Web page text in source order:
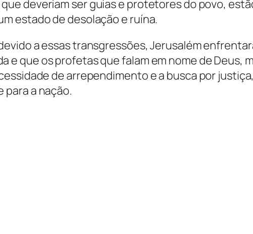
deveriam ser guias e protetores do povo,
estado de desolação e ruína.
a essas transgressões, Jerusalém
e que os profetas que falam em nome de Deus,
de arrependimento e a busca por
para a nação.